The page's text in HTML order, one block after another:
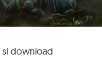
si download